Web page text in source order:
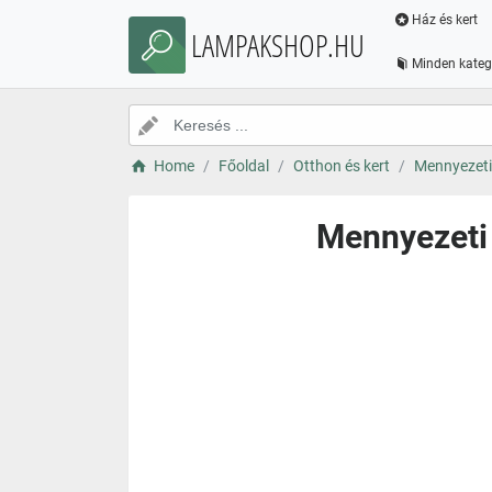
LAMPAKSHOP.HU
Ház és kert
Minden
Home Főoldal Otthon és kert